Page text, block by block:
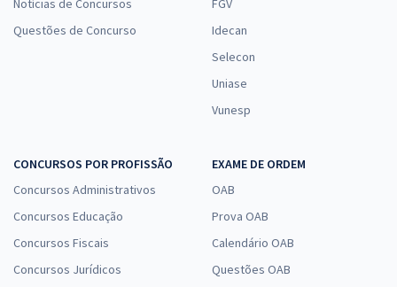
Notícias de Concursos
Questões de Concurso
FGV
Idecan
Selecon
Uniase
Vunesp
CONCURSOS POR PROFISSÃO
Concursos Administrativos
Concursos Educação
Concursos Fiscais
Concursos Jurídicos
EXAME DE ORDEM
OAB
Prova OAB
Calendário OAB
Questões OAB